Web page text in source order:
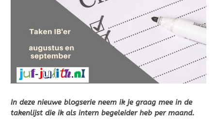
In deze nieuwe blogserie neem ik je graag mee in de
takenlijst die ik als intern begeleider heb per maand.